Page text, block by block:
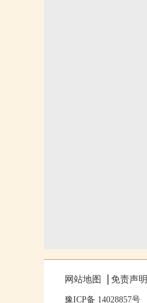
网站地图 免责声明
豫ICP备 14028857号